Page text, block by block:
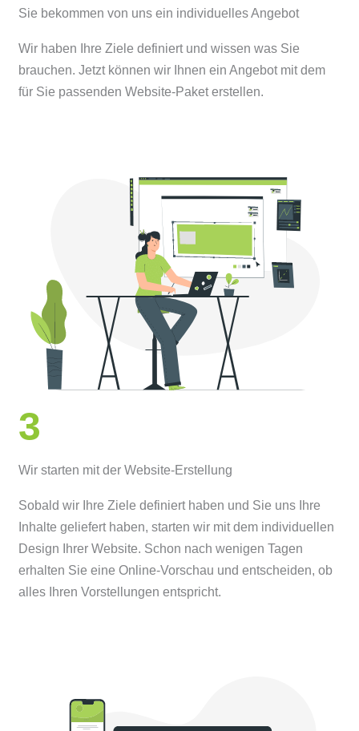
Sie bekommen von uns ein individuelles Angebot
Wir haben Ihre Ziele definiert und wissen was Sie
brauchen. Jetzt können wir Ihnen ein Angebot mit dem
für Sie passenden Website-Paket erstellen.
3
Wir starten mit der Website-Erstellung
Sobald wir Ihre Ziele definiert haben und Sie uns Ihre
Inhalte geliefert haben, starten wir mit dem individuellen
Design Ihrer Website. Schon nach wenigen Tagen
erhalten Sie eine Online-Vorschau und entscheiden, ob
alles Ihren Vorstellungen entspricht.